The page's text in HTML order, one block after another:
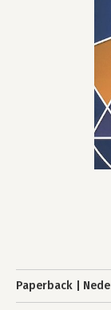
Paperback